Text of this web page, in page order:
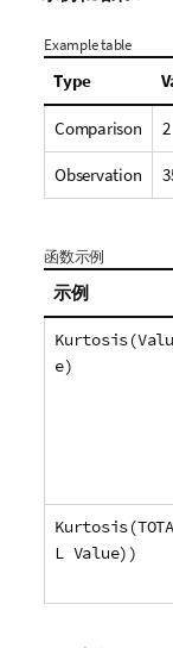
Example table
Type
Comparison 2
Observation
函数示例
示例
Kurtosis(Valu
e)
Kurtosis(TOTA
L Value))